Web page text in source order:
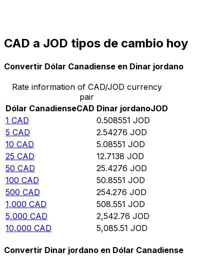
CAD a JOD tipos de cambio hoy
Convertir Dólar Canadiense en Dinar jordano
Rate information of CAD/JOD currency
pair
Dólar CanadienseCAD Dinar jordanoJOD
1 CAD 0.508551 JOD
5 CAD 2.54276 JOD
10 CAD 5.08551 JOD
25 CAD 12.7138 JOD
50 CAD 25.4276 JOD
100 CAD 50.8551 JOD
500 CAD 254.276 JOD
1,000 CAD 508.551 JOD
5,000 CAD 2,542.76 JOD
10,000 CAD 5,085.51 JOD
Convertir Dinar jordano en Dólar Canadiense